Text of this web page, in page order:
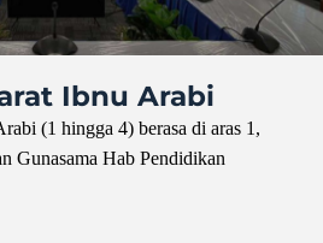
Ibnu Arabi
(1 hingga 4) berasa di aras 1,
Gunasama Hab Pendidikan